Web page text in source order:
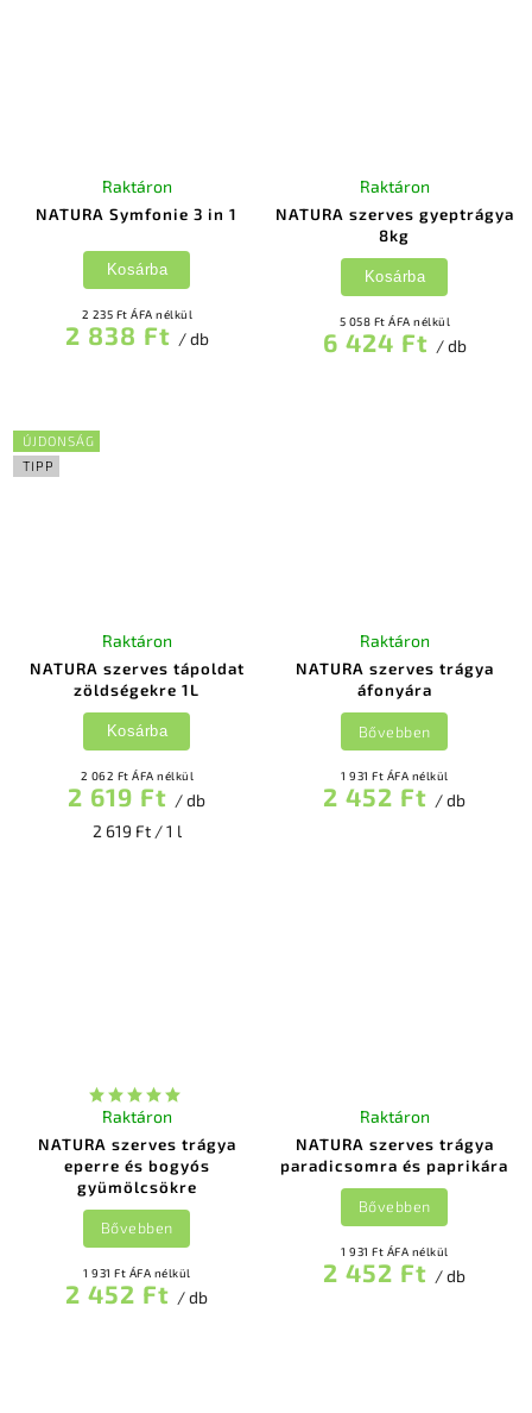
NATURA Symfonie 3 in 1
Raktáron
2 235 Ft ÁFA nélkül
2 838 Ft / db
Kosárba
NATURA szerves gyeptrágya
8kg
Raktáron
5 058 Ft ÁFA nélkül
6 424 Ft / db
Kosárba
ÚJDONSÁG
TIPP
NATURA szerves tápoldat
zöldségekre 1L
Raktáron
2 062 Ft ÁFA nélkül
2 619 Ft / db
2 619 Ft / 1 l
Kosárba
NATURA szerves trágya
áfonyára
Raktáron
1 931 Ft ÁFA nélkül
2 452 Ft / db
Bővebben
NATURA szerves trágya
eperre és bogyós
gyümölcsökre
Raktáron
1 931 Ft ÁFA nélkül
2 452 Ft / db
Bővebben
NATURA szerves trágya
paradicsomra és paprikára
Raktáron
1 931 Ft ÁFA nélkül
2 452 Ft / db
Bővebben